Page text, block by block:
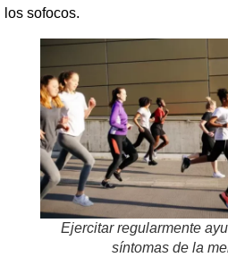
los sofocos.
Ejercitar regularmente
síntomas de la